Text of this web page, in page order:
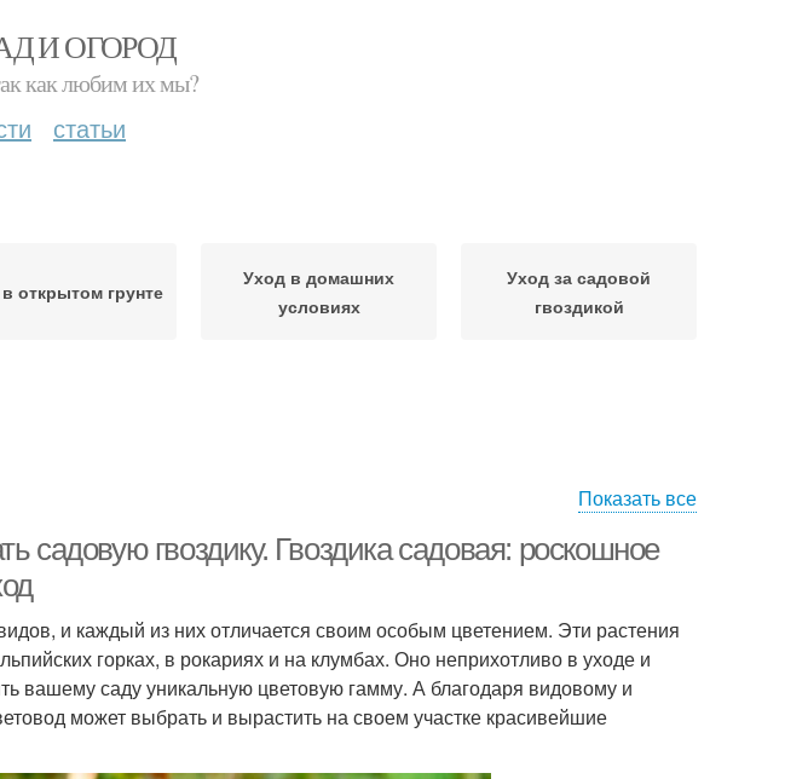
И ОГОРОД
как любим их мы?
статьи
открытом грунте
Уход в домашних
условиях
Уход за садовой
гвоздикой
Показать все
садовую гвоздику. Гвоздика садовая: роскошное
и каждый из них отличается своим особым цветением. Эти растения
горках, в рокариях и на клумбах. Оно неприхотливо в уходе и
вашему саду уникальную цветовую гамму. А благодаря видовому и
может выбрать и вырастить на своем участке красивейшие